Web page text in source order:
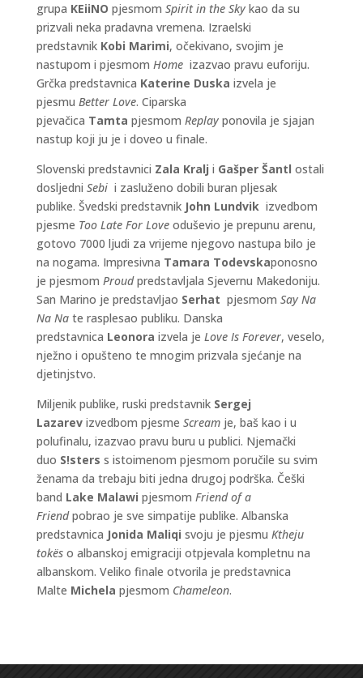
grupa KEiiNO pjesmom Spirit in the Skykao da su
prizvali neka pradavna vremena. Izraelski
predstavnik Kobi Marimi, očekivano, svojim je
nastupom i pjesmom Home izazvao pravu euforiju.
Grčka predstavnica Katerine Duska izvela je
pjesmu Better Love. Ciparska
pjevačica Tamta pjesmom Replay ponovila je sjajan
nastup koji ju je i doveo u finale.
Slovenski predstavnici Zala Kralj i Gašper Šantl ostali
dosljedni Sebi i zasluženo dobili buran pljesak
publike. Švedski predstavnik John Lundvikizvedbom
pjesme Too Late For Love oduševio je prepunu arenu,
gotovo 7000 ljudi za vrijeme njegovo nastupa bilo je
na nogama. Impresivna Tamara Todevskaponosno
je pjesmom Proudpredstavljala Sjevernu Makedoniju.
San Marino je predstavljao Serhat pjesmom Say Na
Na Na te rasplesao publiku. Danska
predstavnica Leonora izvela je Love Is Forever, veselo,
nježno i opušteno te mnogim prizvala sjećanje na
djetinjstvo.
Miljenik publike, ruski predstavnik Sergej
Lazarevizvedbom pjesme Scream je, baš kao i u
polufinalu, izazvao pravu buru u publici. Njemački
duo S!sters s istoimenom pjesmom poručile su svim
ženama da trebaju biti jedna drugoj podrška. Češki
band Lake Malawi pjesmom Friend of a
Friendpobrao je sve simpatije publike. Albanska
predstavnica Jonida Maliqi svoju je pjesmu Ktheju
tokës o albanskoj emigraciji otpjevala kompletnu na
albanskom. Veliko finale otvorila je predstavnica
Malte Michela pjesmom Chameleon.